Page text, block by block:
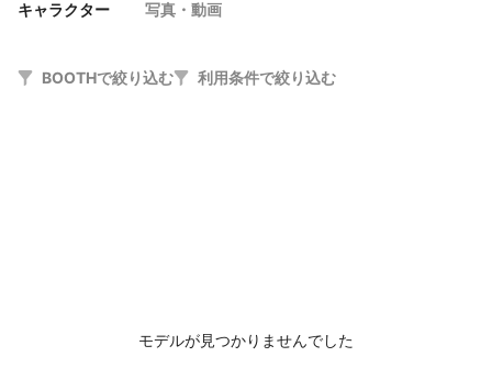
キャラクター 写真・動画
BOOTHで絞り込む 利用条件で絞り込む
モデルが見つかりませんでした